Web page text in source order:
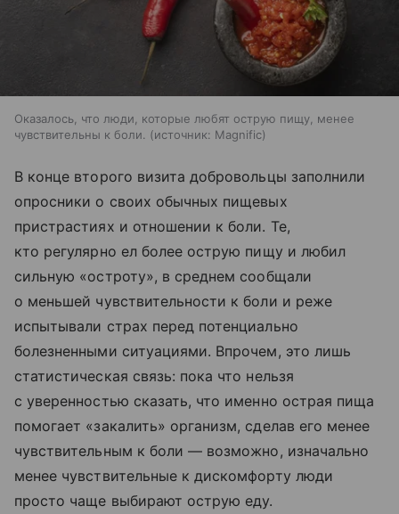
Оказалось, что люди, которые любят острую пищу, менее
чувствительны к боли.
источник: Magnific
В конце второго визита добровольцы заполнили
опросники о своих обычных пищевых
пристрастиях и отношении к боли. Те,
кто регулярно ел более острую пищу и любил
сильную «остроту», в среднем сообщали
о меньшей чувствительности к боли и реже
испытывали страх перед потенциально
болезненными ситуациями. Впрочем, это лишь
статистическая связь: пока что нельзя
с уверенностью сказать, что именно острая пища
помогает «закалить» организм, сделав его менее
чувствительным к боли — возможно, изначально
менее чувствительные к дискомфорту люди
просто чаще выбирают острую еду.